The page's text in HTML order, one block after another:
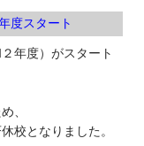
度スタート
年度）がスタート
、
校となりました。